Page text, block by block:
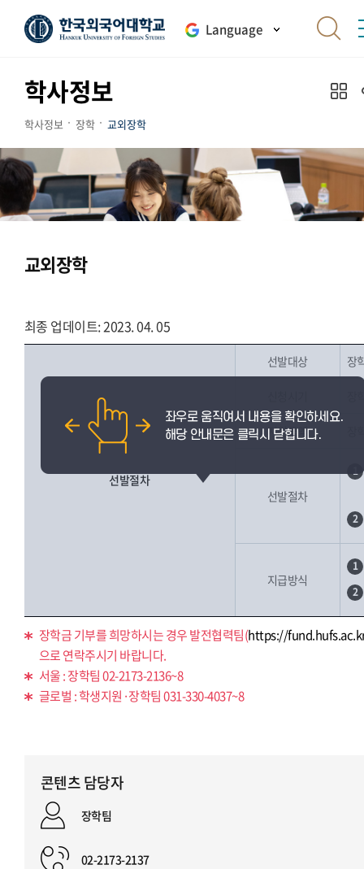
Language
학사정보
학사정보 장학 교외장학
교외장학
최종 업데이트: 2023. 04. 05
선발절차
선발대상 장
지원금액
선발절차
1
2
지급방식
1
2
장학금 기부를 희망하시는 경우 발전협력팀(https://
으로 연락주시기 바랍니다.
서울 : 장학팀 02-2173-2136~8
글로벌 : 학생지원·장학팀 031-330-4037~8
콘텐츠 담당자
장학팀
02-2173-2137